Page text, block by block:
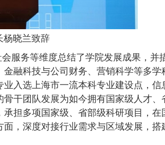
杨晓兰致辞
服务等维度总结了学院发展成果，并
融科技与公司财务、营销科学等多
入选上海市一流本科专业建设点，
干团队发展为如今拥有国家级人才
担多项国家级、省部级科研项目，在
，深度对接行业需求与区域发展，